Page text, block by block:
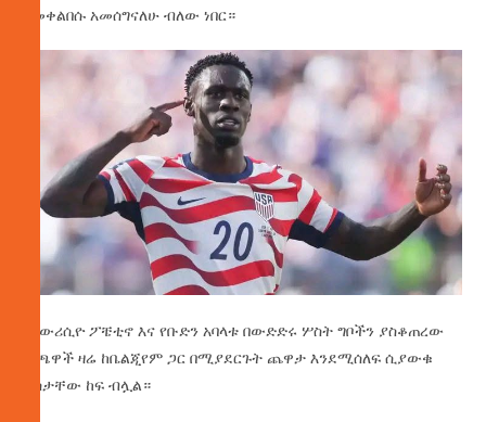
በመቀልበሱ አመሰግናለሁ ብለው ነበር።
ማውሪሲዮ ፖቼቲኖ እና የቡድን አባላቱ በውድድሩ ሦስት ግቦችን ያስቆጠረው
ተጫዋች ዛሬ ከቤልጂየም ጋር በሚያደርጉት ጨዋታ እንደሚሰለፍ ሲያውቁ
ደስታቸው ከፍ ብሏል።